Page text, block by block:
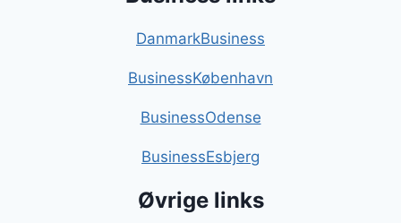
DanmarkBusiness
BusinessKøbenhavn
BusinessOdense
BusinessEsbjerg
Øvrige links